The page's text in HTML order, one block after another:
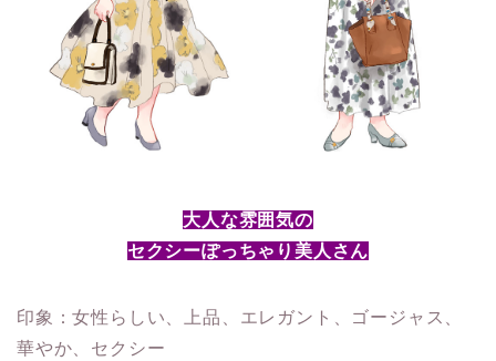
大人な雰囲気の
セクシーぽっちゃり美人さん
印象：女性らしい、上品、エレガント、ゴージャス、
華やか、セクシー